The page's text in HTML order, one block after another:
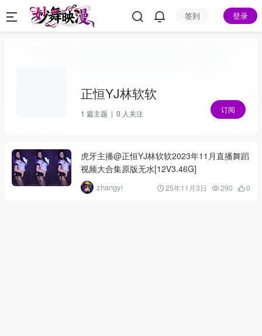
签到 登录
正恒YJ林软软
1 篇主题 | 0 人关注 订阅
虎牙主播@正恒YJ林软软2023年11月直播舞蹈
视频大合集原版无水[12V3.46G]
zhangyi 25年11月3日 290 0